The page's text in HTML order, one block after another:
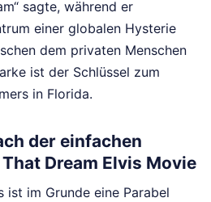
sagte, während er
einer globalen Hysterie
dem privaten Menschen
ist der Schlüssel zum
in Florida.
der einfachen
Dream Elvis Movie
ist im Grunde eine Parabel